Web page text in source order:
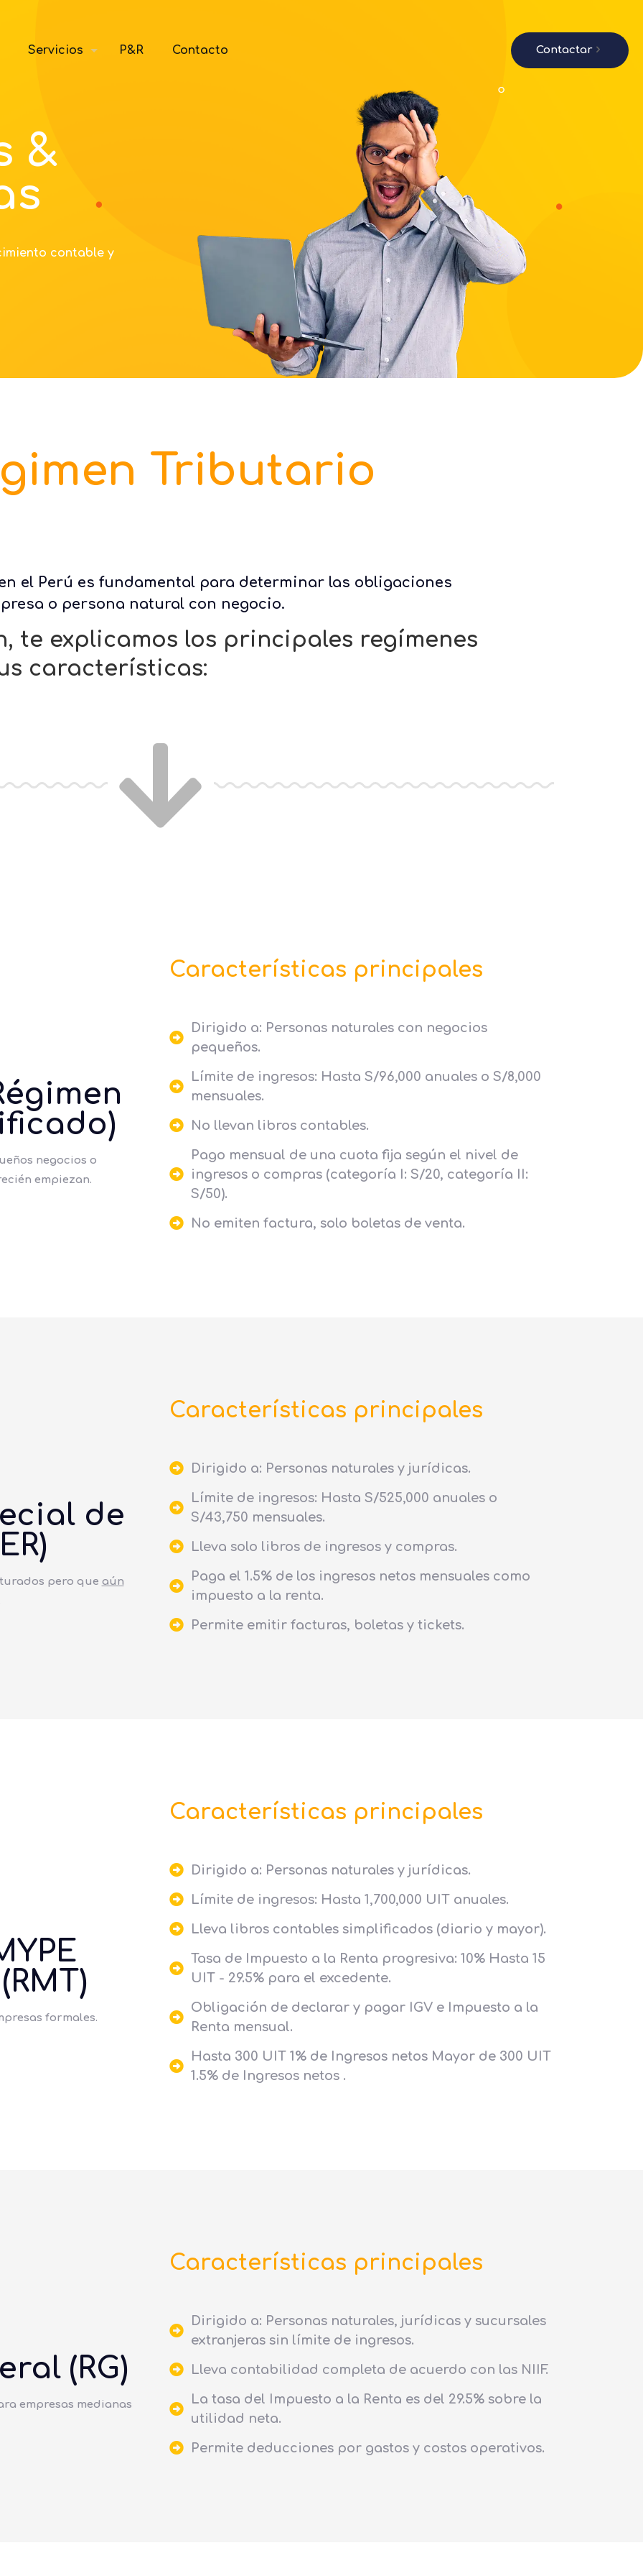
Servicios P&R Contacto Contactar
&
contable y
Tributario
el Perú es fundamental para determinar las obligaciones
o persona natural con negocio.
te explicamos los principales regímenes
características:
negocios o
empiezan.
Características principales
Dirigido a: Personas naturales con negocios
pequeños.
Límite de ingresos: Hasta S/96,000 anuales o S/8,000
mensuales.
No llevan libros contables.
Pago mensual de una cuota fija según el nivel de
ingresos o compras (categoría I: S/20, categoría II:
S/50).
No emiten factura, solo boletas de venta.
de
pero que aún
Características principales
Dirigido a: Personas naturales y jurídicas.
Límite de ingresos: Hasta S/525,000 anuales o
S/43,750 mensuales.
Lleva solo libros de ingresos y compras.
Paga el 1.5% de los ingresos netos mensuales como
impuesto a la renta.
Permite emitir facturas, boletas y tickets.
formales.
Características principales
Dirigido a: Personas naturales y jurídicas.
Límite de ingresos: Hasta 1,700,000 UIT anuales.
Lleva libros contables simplificados (diario y mayor).
Tasa de Impuesto a la Renta progresiva: 10% Hasta 15
UIT - 29.5% para el excedente.
Obligación de declarar y pagar IGV e Impuesto a la
Renta mensual.
Hasta 300 UIT 1% de Ingresos netos Mayor de 300 UIT
1.5% de Ingresos netos .
(RG)
empresas medianas
Características principales
Dirigido a: Personas naturales, jurídicas y sucursales
extranjeras sin límite de ingresos.
Lleva contabilidad completa de acuerdo con las NIIF.
La tasa del Impuesto a la Renta es del 29.5% sobre la
utilidad neta.
Permite deducciones por gastos y costos operativos.